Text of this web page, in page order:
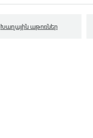
Խաղային աթոռներ